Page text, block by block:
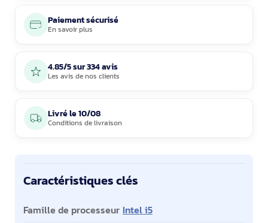
Paiement sécurisé
En savoir plus
4.85/5 sur 334 avis
Les avis de nos clients
Livré le10/08
Conditions de livraison
Caractéristiques clés
Caractéristiques clés
Famille de processeur Intel i5